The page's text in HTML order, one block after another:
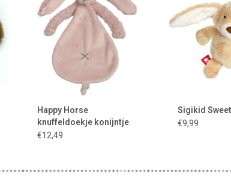
Horse.
TOEVOEGEN AAN WINKELWAGEN
Happy Horse
knuffeldoekje konijntje
Richie oud roze
€12,49
kan
TOEVOEGEN
Sigikid
€9,99